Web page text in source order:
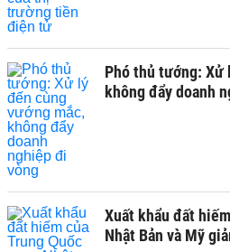
Phó thủ tướng: Xử
không đẩy doanh
Xuất khẩu đất
Nhật Bản và Mỹ